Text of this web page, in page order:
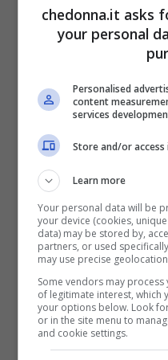
matrimoni dopo
sono nati grandi
prefiggono di far
sposte in modo
Una
rappresentare una
matrimonio con
due priva di
fuggire dai vincoli
per abbracciare
esaudire le
chedonna.it asks
your personal
Personalised
content
services
Store and/or
Learn more
Your personal data will be
your device (cookies,
data) may be stored by,
partners, or used
may use precise
Some vendors may
of legitimate interest, which
your options below. Look
or in the site menu to
and cookie settings.